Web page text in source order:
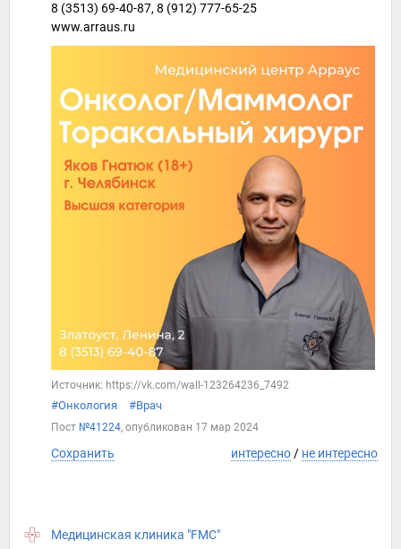
8 (3513) 69-40-87, 8 (912) 777-65-25
www.arraus.ru
Источник: https://vk.com/wall-123264236_7492
#Онкология #Врач
Пост №41224, опубликован 17 мар 2024
Сохранить интересно / не интересно
Медицинская клиника "FMC"